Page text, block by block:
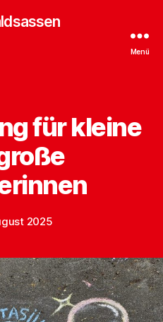
Menü
Kategorienfür kleine
2025